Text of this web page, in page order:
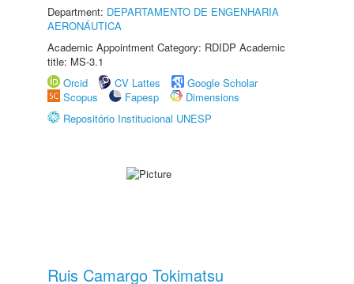
Department: DEPARTAMENTO DE ENGENHARIA
AERONÁUTICA
Academic Appointment Category: RDIDP Academic
title: MS-3.1
Orcid
CV Lattes
Google Scholar
Scopus
Fapesp
Dimensions
Repositório Institucional UNESP
Ruis Camargo Tokimatsu